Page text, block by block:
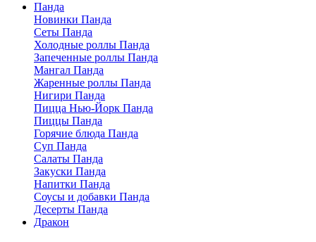
Панда
Новинки Панда
Сеты Панда
Холодные роллы Панда
Запеченные роллы Панда
Мангал Панда
Жаренные роллы Панда
Нигири Панда
Пицца Нью-Йорк Панда
Пиццы Панда
Горячие блюда Панда
Суп Панда
Салаты Панда
Закуски Панда
Напитки Панда
Соусы и добавки Панда
Десерты Панда
Дракон